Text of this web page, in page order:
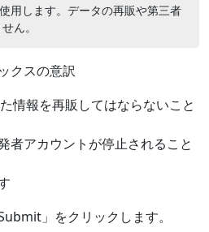
用します。データの再販や第三者
ん。
クスの意訳
情報を再販してはならないこと
者アカウントが停止されること
」をクリックします。